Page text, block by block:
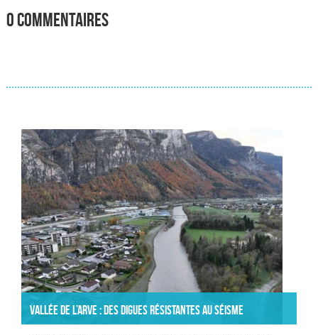
0 commentaires
Vallée de l’Arve : des digues résistantes au séisme